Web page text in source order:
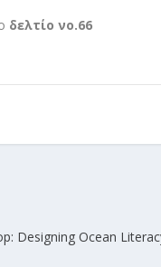
δελτίο νο.66
Designing Ocean